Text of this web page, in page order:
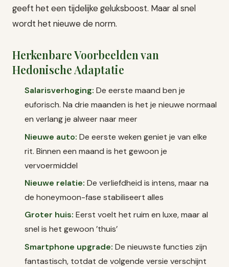
geeft het een tijdelijke geluksboost. Maar al snel
wordt het nieuwe de norm.
Herkenbare Voorbeelden van
Hedonische Adaptatie
Salarisverhoging: De eerste maand ben je
euforisch. Na drie maanden is het je nieuwe normaal
en verlang je alweer naar meer
Nieuwe auto: De eerste weken geniet je van elke
rit. Binnen een maand is het gewoon je
vervoermiddel
Nieuwe relatie: De verliefdheid is intens, maar na
de honeymoon-fase stabiliseert alles
Groter huis: Eerst voelt het ruim en luxe, maar al
snel is het gewoon ’thuis’
Smartphone upgrade: De nieuwste functies zijn
fantastisch, totdat de volgende versie verschijnt